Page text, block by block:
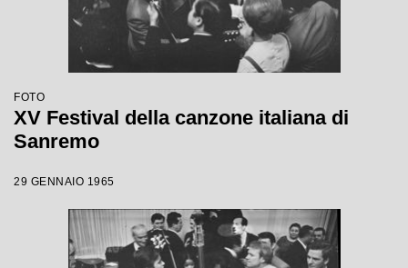
FOTO
XV Festival della canzone italiana di
Sanremo
29 GENNAIO 1965